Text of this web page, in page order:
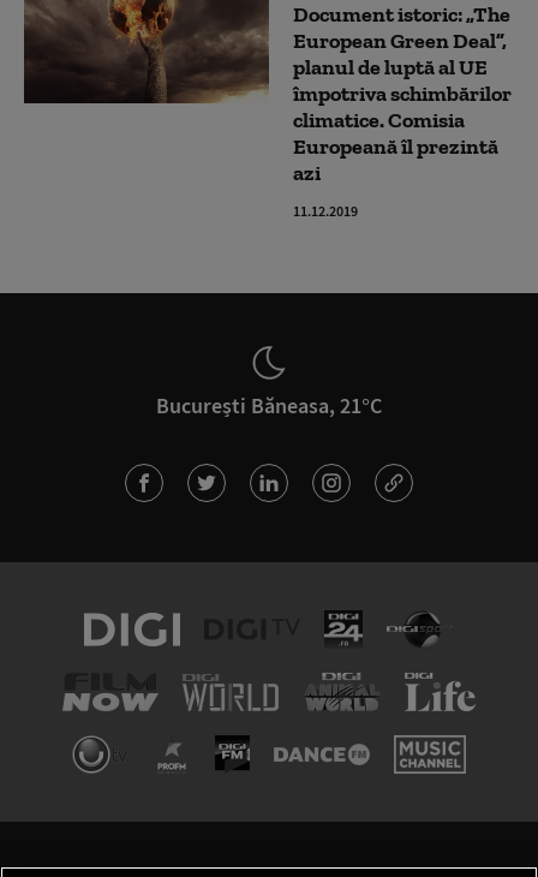
Document istoric: „The
European Green Deal”,
planul de luptă al UE
împotriva schimbărilor
climatice. Comisia
Europeană îl prezintă
azi
11.12.2019
București Băneasa, 21°C